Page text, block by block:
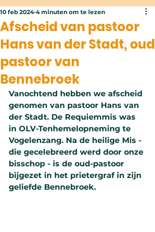
Afscheid van pastoor
Hans van der Stadt, oud
pastoor van
Bennebroek
10 feb 2024 4 minuten om te lezen
Vanochtend hebben we afscheid
genomen van pastoor Hans van
der Stadt. De Requiemmis was
in OLV-Tenhemelopneming te
Vogelenzang. Na de heilige Mis -
die gecelebreerd werd door onze
bisschop - is de oud-pastoor
bijgezet in het prietergraf in zijn
geliefde Bennebroek.